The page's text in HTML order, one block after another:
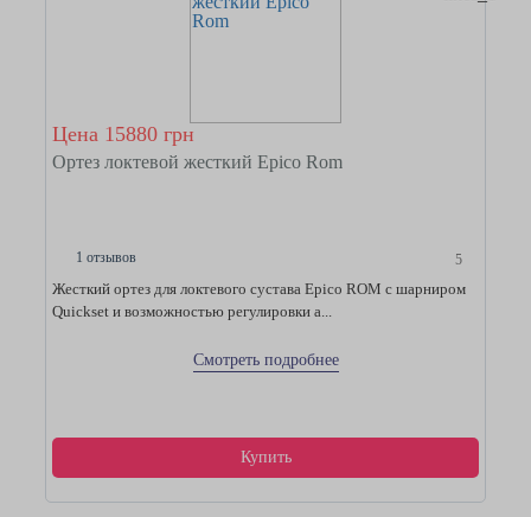
Цена 15880 грн
Ортез локтевой жесткий Epico Rom
1 отзывов 5
Жесткий ортез для локтевого сустава Epico ROM с шарниром
Quickset и возможностью регулировки а...
Смотреть подробнее
Купить